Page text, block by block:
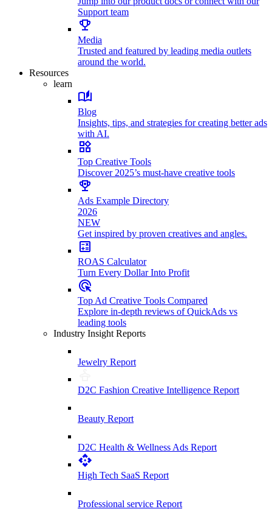
Support team
Media
Trusted and featured by leading media outlets
around the world.
Resources
learn
Blog
Insights, tips, and strategies for creating better ads
with AI.
Top Creative Tools
Discover 2025’s must-have creative tools
Ads Example Directory
2026
NEW
Get inspired by proven creatives and angles.
ROAS Calculator
Turn Every Dollar Into Profit
Top Ad Creative Tools Compared
Explore in-depth reviews of QuickAds vs
leading tools
Industry Insight Reports
Jewelry Report
D2C Fashion Creative Intelligence Report
Beauty Report
D2C Health & Wellness Ads Report
High Tech SaaS Report
Professional service Report